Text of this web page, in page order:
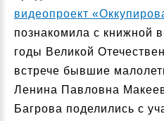
видеопроект
познакомила с книжной
годы Великой
встрече бывшие
Ленина Павловна
Багрова поделились с